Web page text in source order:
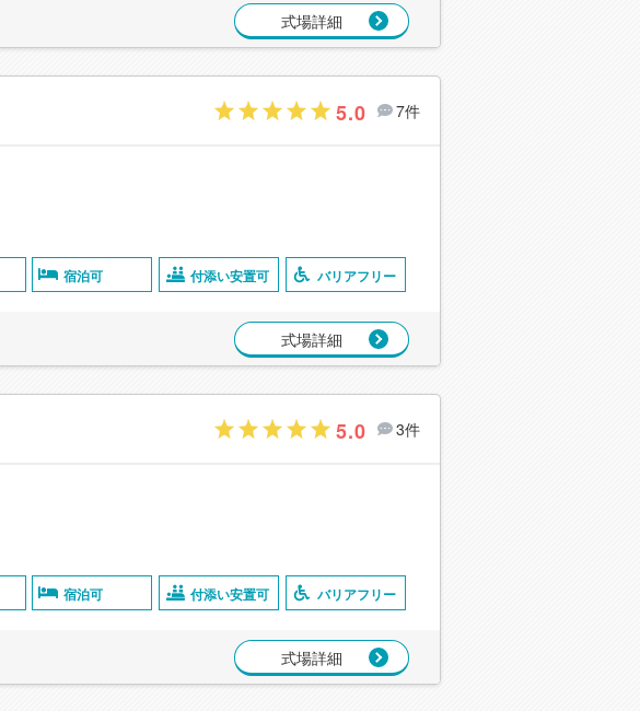
式場詳細
5.0 7件
宿泊可 付添い安置可 バリアフリー
式場詳細
5.0 3件
宿泊可 付添い安置可 バリアフリー
式場詳細